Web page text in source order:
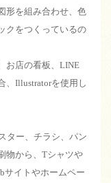
形を組み合わせ、色
クをつくっているの
お店の看板、LINE
、Illustratorを使用し
ター、チラシ、パン
物から、Tシャツや
サイトやホームペー